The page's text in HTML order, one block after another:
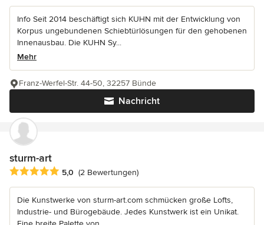
Info Seit 2014 beschäftigt sich KUHN mit der Entwicklung von
Korpus ungebundenen Schiebtürlösungen für den gehobenen
Innenausbau. Die KUHN Sy...
Mehr
Nachricht
Franz-Werfel-Str. 44-50, 32257 Bünde
sturm-art
Durchschnittliche Bewertung: 5 von 5 Sternen
5,0 (2 Bewertungen)
Die Kunstwerke von sturm-art.com schmücken große Lofts,
Industrie- und Bürogebäude. Jedes Kunstwerk ist ein Unikat.